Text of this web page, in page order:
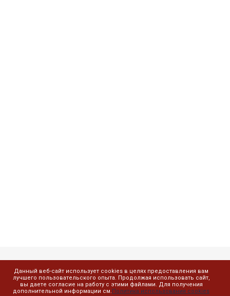
Данный веб-сайт использует cookies в целях предоставления вам
лучшего пользовательского опыта. Продолжая использовать сайт,
вы даете согласие на работу с этими файлами. Для получения
дополнительной информации см.Политика использования cookies
Компания
О компании